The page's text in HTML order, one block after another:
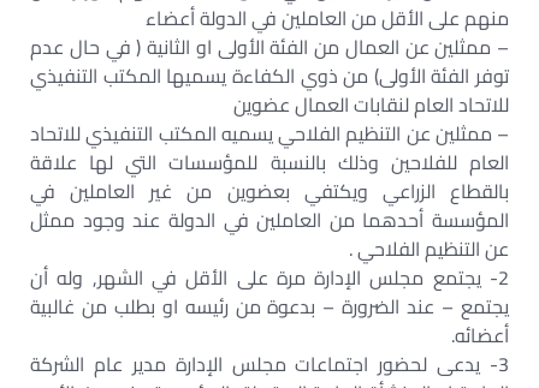
منهم على الأقل من العاملين في الدولة أعضاء‏
– ممثلين عن العمال من الفئة الأولى او الثانية ( في حال عدم
توفر الفئة الأولى) من ذوي الكفاءة يسميها المكتب التنفيذي
للاتحاد العام لنقابات العمال عضوين‏
– ممثلين عن التنظيم الفلاحي يسميه المكتب التنفيذي للاتحاد
العام للفلاحين وذلك بالنسبة للمؤسسات التي لها علاقة
بالقطاع الزراعي ويكتفي بعضوين من غير العاملين في
المؤسسة أحدهما من العاملين في الدولة عند وجود ممثل
عن التنظيم الفلاحي .‏
2- يجتمع مجلس الإدارة مرة على الأقل في الشهر, وله أن
يجتمع – عند الضرورة – بدعوة من رئيسه او بطلب من غالبية
أعضائه.‏
3- يدعى لحضور اجتماعات مجلس الإدارة مدير عام الشركة